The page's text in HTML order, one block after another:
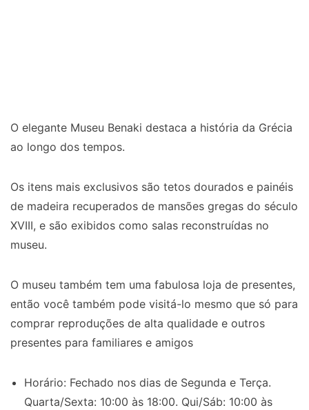
O elegante Museu Benaki destaca a história da Grécia
ao longo dos tempos.
Os itens mais exclusivos são tetos dourados e painéis
de madeira recuperados de mansões gregas do século
XVIII, e são exibidos como salas reconstruídas no
museu.
O museu também tem uma fabulosa loja de presentes,
então você também pode visitá-lo mesmo que só para
comprar reproduções de alta qualidade e outros
presentes para familiares e amigos
Horário: Fechado nos dias de Segunda e Terça.
Quarta/Sexta: 10:00 às 18:00. Qui/Sáb: 10:00 às